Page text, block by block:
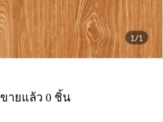
1/1
ขายแล้ว 0 ชิ้น